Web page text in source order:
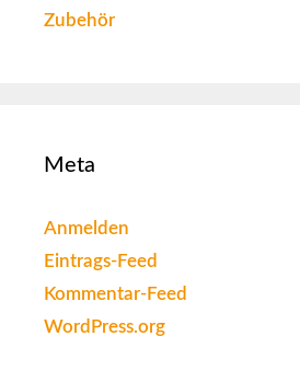
Zubehör
Meta
Anmelden
Eintrags-Feed
Kommentar-Feed
WordPress.org